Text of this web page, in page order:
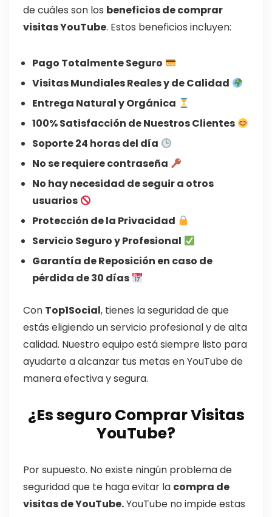
de cuáles son los beneficios de comprar
visitas YouTube. Estos beneficios incluyen:
Pago Totalmente Seguro
Visitas Mundiales Reales y de Calidad
Entrega Natural y Orgánica
100% Satisfacción de Nuestros Clientes
Soporte 24 horas del día
No se requiere contraseña
No hay necesidad de seguir a otros
usuarios
Protección de la Privacidad
Servicio Seguro y Profesional
Garantía de Reposición en caso de
pérdida de 30 días
Con Top1Social, tienes la seguridad de que
estás eligiendo un servicio profesional y de alta
calidad. Nuestro equipo está siempre listo para
ayudarte a alcanzar tus metas en YouTube de
manera efectiva y segura.
¿Es seguro Comprar Visitas
YouTube?
Por supuesto. No existe ningún problema de
seguridad que te haga evitar la compra de
visitas de YouTube.YouTube no impide estas